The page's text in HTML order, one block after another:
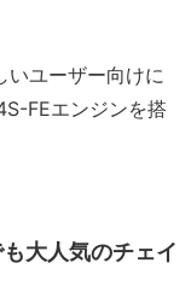
いユーザー向けに
FEエンジンを搭
大人気のチェイ